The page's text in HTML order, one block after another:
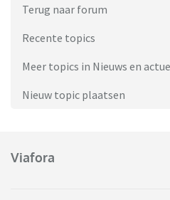
Terug naar forum
Recente topics
Meer topics in Nieuws en
Nieuw topic plaatsen
Viafora